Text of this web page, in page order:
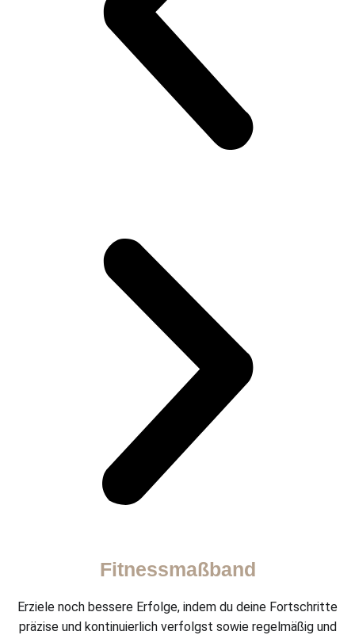
Fitnessmaßband
Erziele noch bessere Erfolge, indem du deine Fortschritte
präzise und kontinuierlich verfolgst sowie regelmäßig und